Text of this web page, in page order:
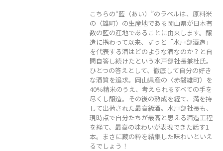
こちらの“藍（あい）”のラベルは、原料米
の〈雄町〉の生産地である岡山県が日本有
数の藍の産地であることに由来します。醸
造に携わって以来、ずっと「水戸部酒造」
を代表する酒はどのような酒なのか？と自
問自答し続けたという水戸部社長兼杜氏。
ひとつの答えとして、徹底して自分の好き
な酒質を追求。岡山県産の〈赤磐雄町〉を
40%精米のうえ、考えられるすべての手を
尽くし醸造。その後の熟成を経て、満を持
して出荷された最高級酒。水戸部社長も、
現時点で自分たちが最高と思える酒造工程
を経て、最高の味わいが表現できた話す1
本。まさに蔵の粋を結集した味わいといえ
るでしょう！